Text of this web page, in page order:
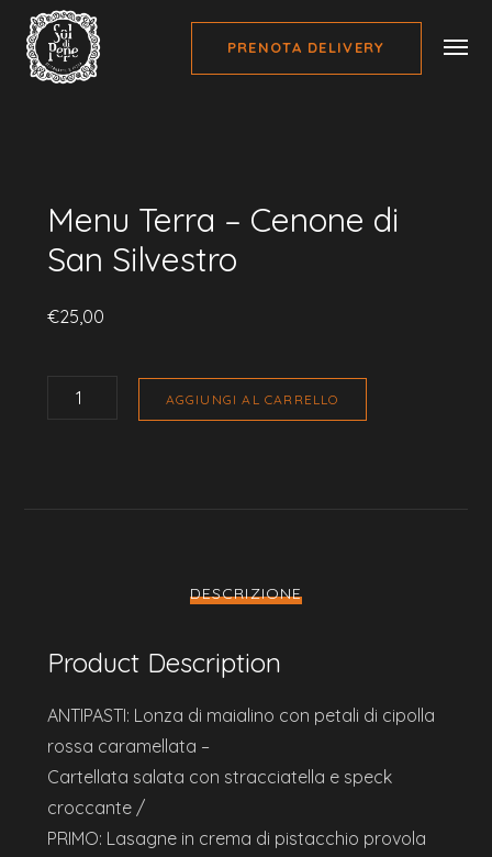
PRENOTA DELIVERY
Home
Menu Terra – Cenone di
San Silvestro
€25,00
TERRA AGGIUNGI AL CARRELLO
DESCRIZIONE
Product Description
ANTIPASTI: Lonza di maialino con petali di cipolla
rossa caramellata –
Cartellata salata con stracciatella e speck
croccante /
PRIMO: Lasagne in crema di pistacchio provola